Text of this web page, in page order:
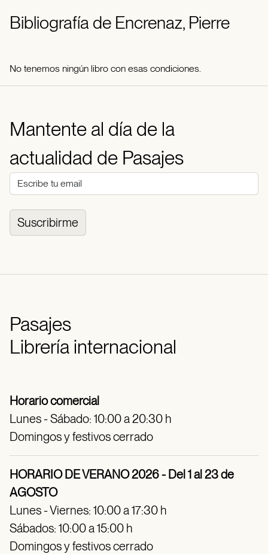
Bibliografía de Encrenaz, Pierre
No tenemos ningún libro con esas condiciones.
Mantente al día de la
actualidad de Pasajes
Suscribirme
Pasajes
Librería internacional
Horario comercial
Lunes - Sábado: 10:00 a 20:30 h
Domingos y festivos cerrado
HORARIO DE VERANO 2026 - Del 1 al 23 de
AGOSTO
Lunes - Viernes: 10:00 a 17:30 h
Sábados: 10:00 a 15:00 h
Domingos y festivos cerrado